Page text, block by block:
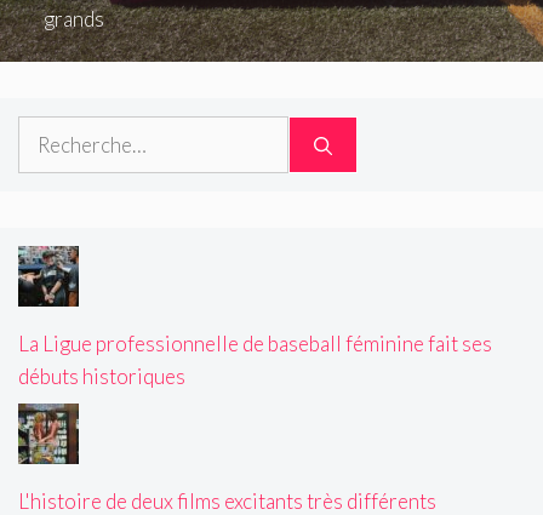
grands
Rechercher :
La Ligue professionnelle de baseball féminine fait ses
débuts historiques
L'histoire de deux films excitants très différents